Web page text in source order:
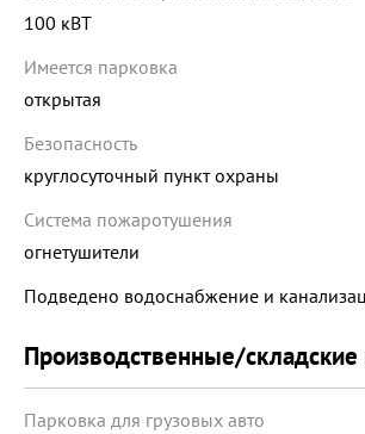
100 кВТ
Имеется парковка
открытая
Безопасность
круглосуточный пункт охраны
Система пожаротушения
огнетушители
Подведено водоснабжение и
Производственные/
Парковка для грузовых авто